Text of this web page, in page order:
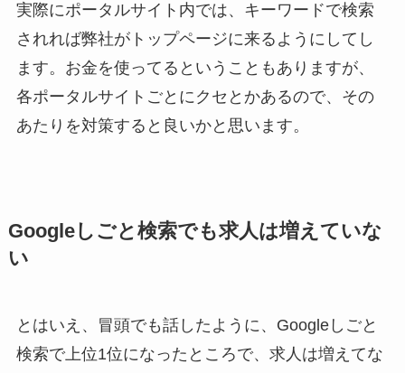
実際にポータルサイト内では、キーワードで検索
されれば弊社がトップページに来るようにしてし
ます。お金を使ってるということもありますが、
各ポータルサイトごとにクセとかあるので、その
あたりを対策すると良いかと思います。
Googleしごと検索でも求人は増えていな
い
とはいえ、冒頭でも話したように、Googleしごと
検索で上位1位になったところで、求人は増えてな